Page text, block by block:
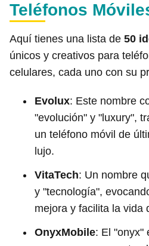
Teléfonos
Aquí tienes una lista de 50
únicos y creativos para
celulares, cada uno con su
Evolux: Este nombre
"evolución" y "luxury",
un teléfono móvil de
lujo.
VitaTech: Un nombre
y "tecnología",
mejora y facilita la vida
OnyxMobile: El "onyx"